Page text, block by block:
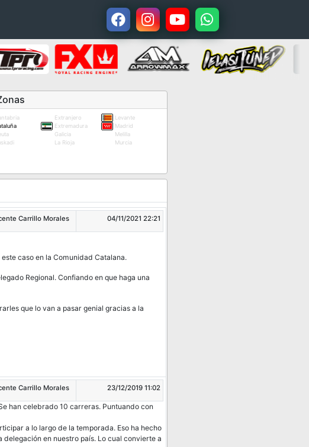
Extranjero
Levante
Extremadura
Madrid
Galicia
Melilla
La Rioja Murcia
Carrillo Morales 04/11/2021 22:21
caso en la Comunidad Catalana.
Regional. Confiando en que haga una
que lo van a pasar genial gracias a la
Carrillo Morales 23/12/2019 11:02
han celebrado 10 carreras. Puntuando con
a lo largo de la temporada. Eso ha hecho
en nuestro país. Lo cual convierte a